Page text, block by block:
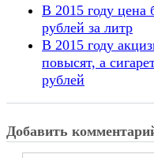
В 2015 году цена
рублей за литр
В 2015 году
повысят, а
рублей
Добавить